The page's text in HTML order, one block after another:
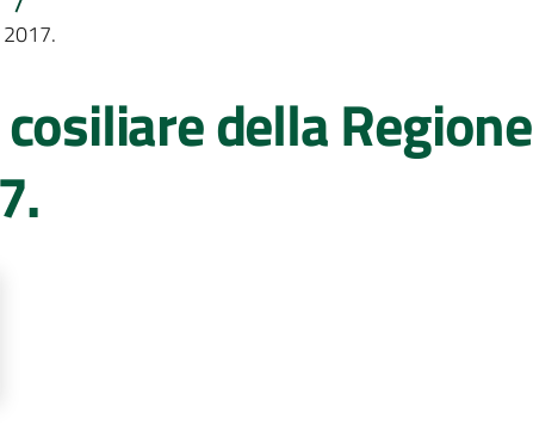
della Regione